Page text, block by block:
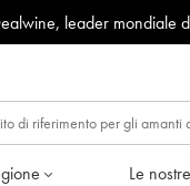
leader mondiale
Le